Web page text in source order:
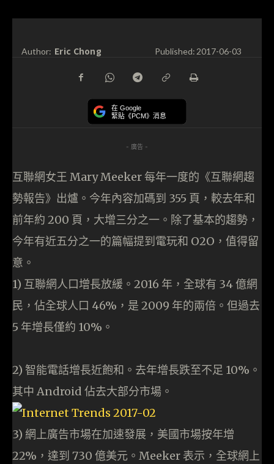
Author: Eric Chong Published:2017-06-03
在 Google
緊貼《PCM》消息
- 廣告 -
互聯網女王 Mary Meeker 每年一度的《互聯網趨
勢報告》出爐。今年內容加碼到 355 頁，較去年和
前年約 200 頁，大增三分之一。除了基本的趨勢，
今年有近五分之一的篇幅提到電玩和 O2O，值得留
意。
1) 互聯網人口增長放緩。2016 年，全球有 34 億網
民，佔全球人口 46%，是 2009 年的兩倍。但過去
5 年增長僅約 10%。
2) 智能電話增長近飽和。去年增長跌至不足 10%。
其中 Android 佔去大部分市場。
3) 網上廣告市場在加速發展，美國市場按年增
22%，達到 730 億美元。Meeker 表示，全球網上